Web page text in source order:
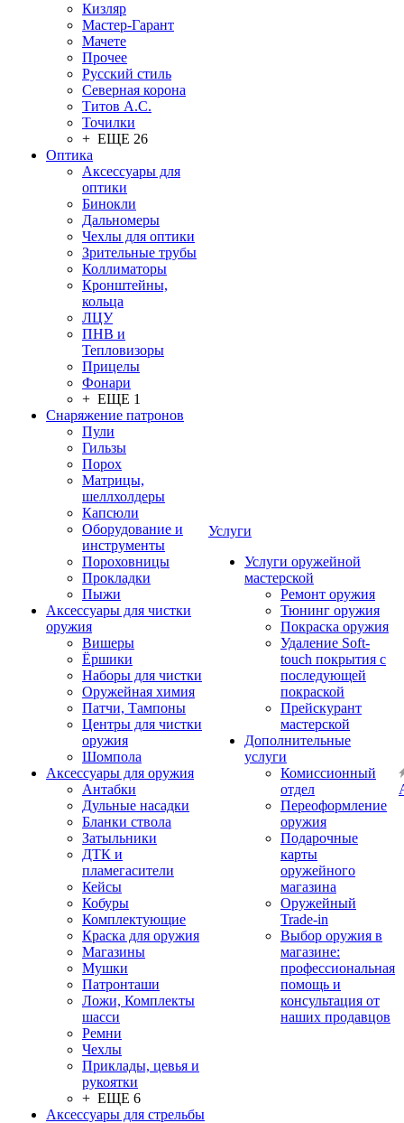
Кизляр
Мастер-Гарант
Мачете
Прочее
Русский стиль
Северная корона
Титов А.С.
Точилки
+ ЕЩЕ 26
Оптика
Аксессуары для
оптики
Бинокли
Дальномеры
Чехлы для оптики
Зрительные трубы
Коллиматоры
Кронштейны,
кольца
ЛЦУ
ПНВ и
Тепловизоры
Прицелы
Фонари
+ ЕЩЕ 1
Снаряжение патронов
Пули
Гильзы
Порох
Матрицы,
шеллхолдеры
Капсюли
Оборудование и
инструменты
Пороховницы
Прокладки
Пыжи
Аксессуары для чистки
оружия
Вишеры
Ёршики
Наборы для чистки
Оружейная химия
Патчи, Тампоны
Центры для чистки
оружия
Шомпола
Аксессуары для оружия
Антабки
Дульные насадки
Бланки ствола
Затыльники
ДТК и
пламегасители
Кейсы
Кобуры
Комплектующие
Краска для оружия
Магазины
Мушки
Патронташи
Ложи, Комплекты
шасси
Ремни
Чехлы
Приклады, цевья и
рукоятки
+ ЕЩЕ 6
Аксессуары для стрельбы
Услуги
Услуги оружейной
мастерской
Ремонт оружия
Тюнинг оружия
Покраска оружия
Удаление Soft-
touch покрытия с
последующей
покраской
Прейскурант
мастерской
Дополнительные
услуги
Комиссионный
отдел
Переоформление
оружия
Подарочные
карты
оружейного
магазина
Оружейный
Trade-in
Выбор оружия в
магазине:
профессиональная
помощь и
консультация от
наших продавцов